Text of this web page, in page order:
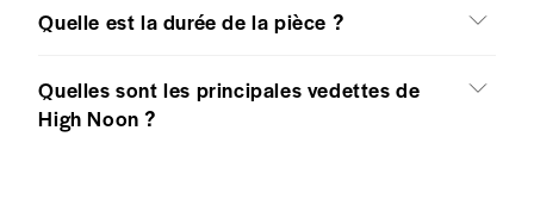
Quelle est la durée de la pièce ?
Quelles sont les principales vedettes de
High Noon ?